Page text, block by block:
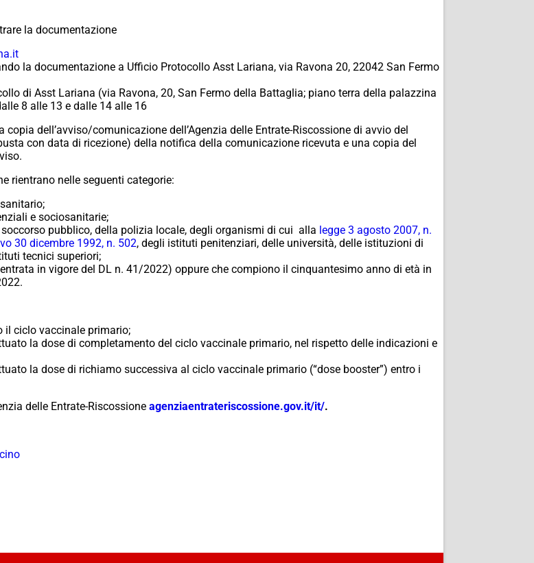
la documentazione
la documentazione a Ufficio Protocollo Asst Lariana, via Ravona 20, 22042 San Fermo
di Asst Lariana (via Ravona, 20, San Fermo della Battaglia; piano terra della palazzina
8 alle 13 e dalle 14 alle 16
dell’avviso/comunicazione dell’Agenzia delle Entrate-Riscossione di avvio del
con data di ricezione) della notifica della comunicazione ricevuta e una copia del
rientrano nelle seguenti categorie:
e sociosanitarie;
pubblico, della polizia locale, degli organismi di cui alla legge 3 agosto 2007, n.
30 dicembre 1992, n. 502, degli istituti penitenziari, delle università, delle istituzioni di
tecnici superiori;
in vigore del DL n. 41/2022) oppure che compiono il cinquantesimo anno di età in
il ciclo vaccinale primario;
la dose di completamento del ciclo vaccinale primario, nel rispetto delle indicazioni e
la dose di richiamo successiva al ciclo vaccinale primario (“dose booster”) entro i
delle Entrate-Riscossione agenziaentrateriscossione.gov.it/it/.